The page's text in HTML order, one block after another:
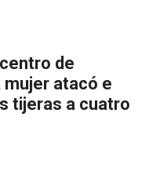
de
mujer atacó e
tijeras a cuatro